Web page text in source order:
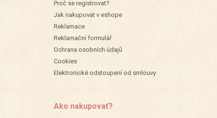
Proč se registrovat?
Jak nakupovat v eshope
Reklamace
Reklamační formulář
Ochrana osobních údajů
Cookies
Elektronické odstoupení od smlouvy
Ako nakupovať?